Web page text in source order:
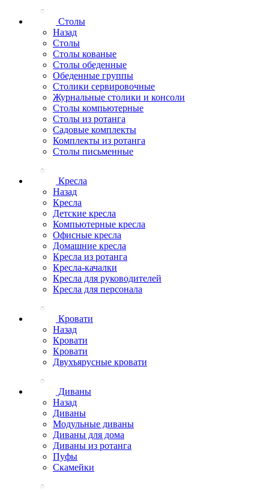
Столы
Назад
Столы
Столы кованые
Столы обеденные
Обеденные группы
Столики сервировочные
Журнальные столики и консоли
Столы компьютерные
Столы из ротанга
Садовые комплекты
Комплекты из ротанга
Столы письменные
Кресла
Назад
Кресла
Детские кресла
Компьютерные кресла
Офисные кресла
Домашние кресла
Кресла из ротанга
Кресла-качалки
Кресла для руководителей
Кресла для персонала
Кровати
Назад
Кровати
Кровати
Двухъярусные кровати
Диваны
Назад
Диваны
Модульные диваны
Диваны для дома
Диваны из ротанга
Пуфы
Скамейки